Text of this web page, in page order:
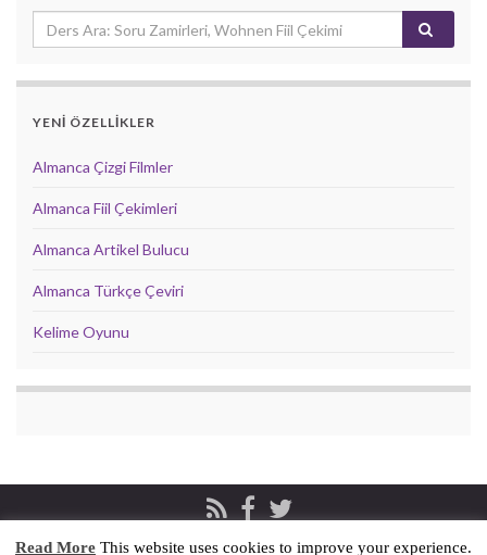
YENİ ÖZELLİKLER
Almanca Çizgi Filmler
Almanca Fiil Çekimleri
Almanca Artikel Bulucu
Almanca Türkçe Çeviri
Kelime Oyunu
Read More This website uses cookies to improve your experience.